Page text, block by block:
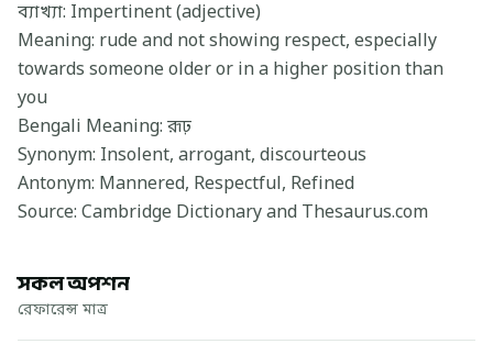
ব্যাখ্যা: Impertinent (adjective)
Meaning: rude and not showing respect, especially
towards someone older or in a higher position than
you
Bengali Meaning: রূঢ়
Synonym: Insolent, arrogant, discourteous
Antonym: Mannered, Respectful, Refined
Source: Cambridge Dictionary and Thesaurus.com
সকল অপশন
রেফারেন্স মাত্র